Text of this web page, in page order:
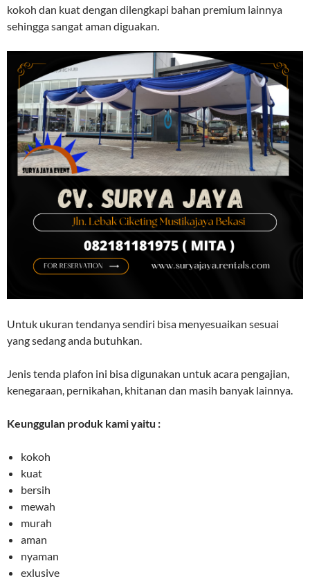
kokoh dan kuat dengan dilengkapi bahan premium lainnya
sehingga sangat aman diguakan.
Untuk ukuran tendanya sendiri bisa menyesuaikan sesuai
yang sedang anda butuhkan.
Jenis tenda plafon ini bisa digunakan untuk acara pengajian,
kenegaraan, pernikahan, khitanan dan masih banyak lainnya.
Keunggulan produk kami yaitu :
kokoh
kuat
bersih
mewah
murah
aman
nyaman
exlusive